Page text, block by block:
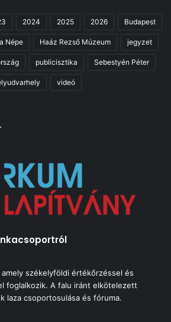
2024 2025 2026 Budapest
Népe Haáz Rezső Múzeum jegyzet
publicisztika Sebestyén Péter
videó
székelyföldi értékőrzéssel és
foglalkozik. A falu iránt elkötelezett
laza csoportosulása és fóruma.